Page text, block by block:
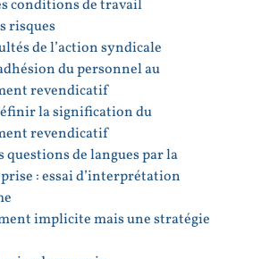
conditions de travail
risques
de l’action syndicale
du personnel au
revendicatif
la signification du
revendicatif
questions de langues par la
: essai d’interprétation
implicite mais une stratégie